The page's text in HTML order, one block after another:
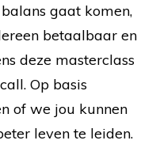
gaat komen,
betaalbaar en
deze masterclass
Op basis
of we jou kunnen
leven te leiden.